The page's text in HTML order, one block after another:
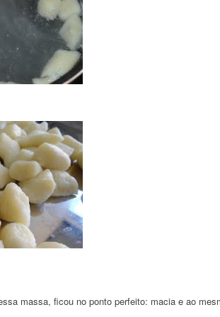
massa, ficou no ponto perfeito: macia e ao